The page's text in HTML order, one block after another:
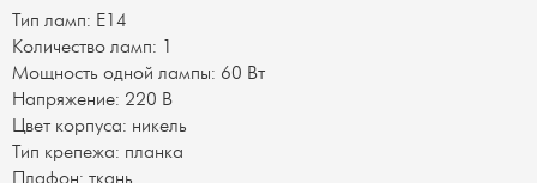
Тип ламп: Е14
Количество ламп: 1
Мощность одной лампы: 60 Вт
Напряжение: 220 В
Цвет корпуса: никель
Тип крепежа: планка
Плафон: ткань